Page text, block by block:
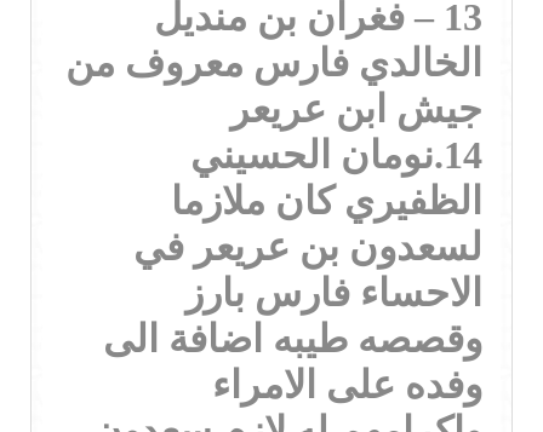
13 – فغران بن منديل
الخالدي فارس معروف من
جيش ابن عريعر
14.نومان الحسيني
الظفيري كان ملازما
لسعدون بن عريعر في
الاحساء فارس بارز
وقصصه طيبه اضافة الى
وفده على الامراء